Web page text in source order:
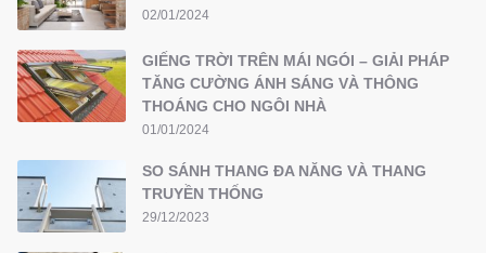
02/01/2024
GIẾNG TRỜI TRÊN MÁI NGÓI – GIẢI PHÁP
TĂNG CƯỜNG ÁNH SÁNG VÀ THÔNG
THOÁNG CHO NGÔI NHÀ
01/01/2024
SO SÁNH THANG ĐA NĂNG VÀ THANG
TRUYỀN THỐNG
29/12/2023